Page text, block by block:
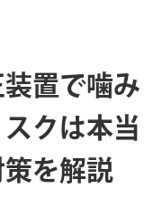
置で噛み
クは本当
を解説